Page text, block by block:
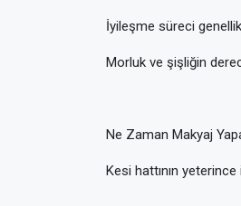
İyileşme süreci
Morluk ve şişliğin
Ne Zaman Makyaj
Kesi hattının